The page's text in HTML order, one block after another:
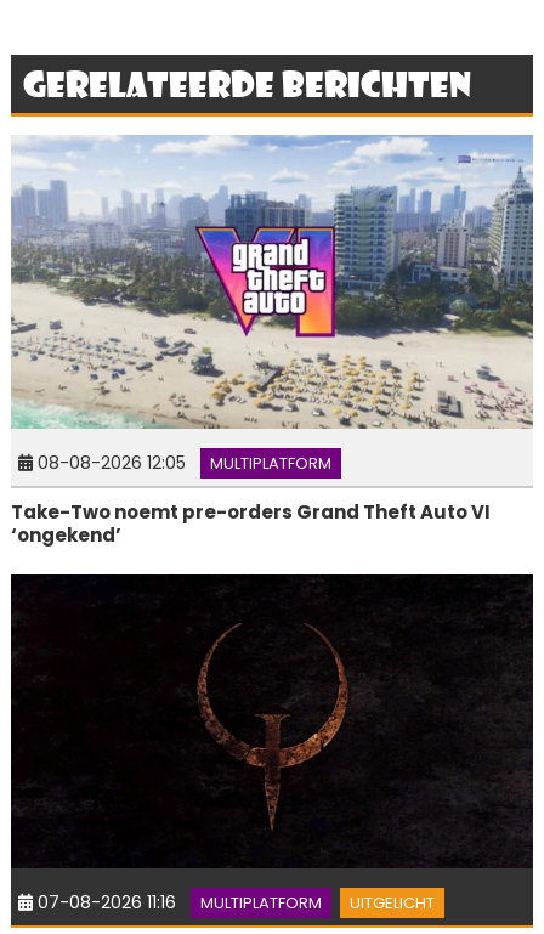
Gerelateerde berichten
08-08-2026 12:05 MULTIPLATFORM
Take-Two noemt pre-orders Grand Theft Auto VI
‘ongekend’
07-08-2026 11:16 MULTIPLATFORM UITGELICHT